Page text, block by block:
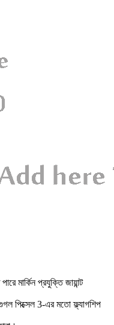
মার্কিন প্রযুক্তি জায়ান্ট
পিক্সেল 3-এর মতো ফ্ল্যাগশিপ